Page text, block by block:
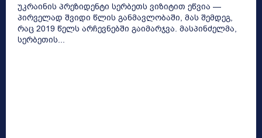
უკრაინის პრეზიდენტი სერბეთს ვიზიტით ეწვია —
პირველად შვიდი წლის განმავლობაში, მას შემდეგ,
რაც 2019 წელს არჩევნებში გაიმარჯვა. მასპინძელმა,
სერბეთის...